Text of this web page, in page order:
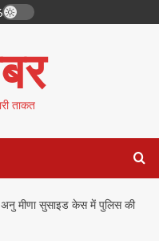
ताकत
मीणा सुसाइड केस में पुलिस की